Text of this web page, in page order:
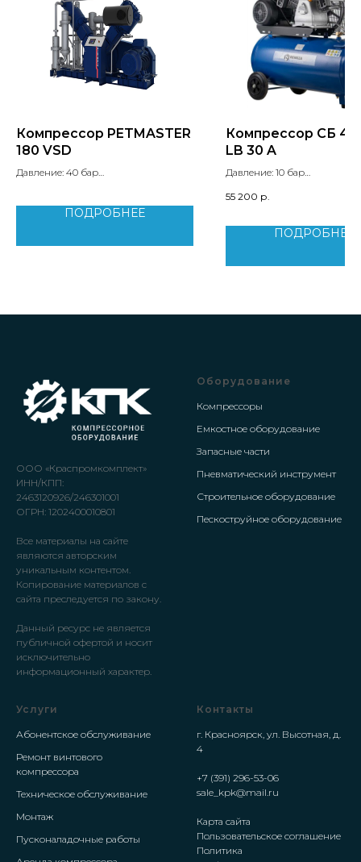
Компрессор PETMASTER
180 VSD
Давление: 40 бар
Вес: 7750 кгПОДРОБНЕЕ
Компрессор СБ 4/
LB 30 A
Давление: 10 бар
Мощность двигателя: 2.2 кВт
55 200 р.
ПОДРОБНЕЕ
ООО «Краспромкомплект»
ИНН/КПП:
2463120926/246301001
ОГРН: 1202400010801
Все материалы на сайте
являются авторским
уникальным контентом.
Копирование материалов с
сайта преследуется по закону.
Данный ресурс не является
публичной офертой и носит
исключительно
информационный характер.
Оборудование
Компрессоры
Емкостное оборудование
Запасные части
Пневматический инструмент
Строительное оборудование
Пескоструйное оборудование
Услуги
Абонентское обслуживание
Ремонт винтового
компрессора
Техническое обслуживание
Монтаж
Пусконаладочные работы
Контакты
г. Красноярск, ул. Высотная, д.
4
+7 (391) 296-53-06
sale_kpk@mail.ru
Карта сайта
Пользовательское соглашение
Политика